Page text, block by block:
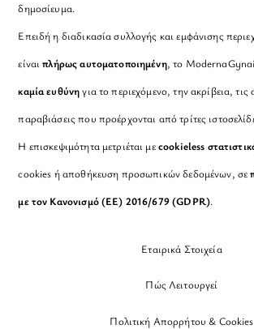
δημοσίευμα.
Επειδή η διαδικασία συλλογής και εμφάνισης
είναιπλήρως αυτοματοποιημένη, το
καμία ευθύνηγια το περιεχόμενο, την ακρίβεια,
παραβιάσεις που προέρχονται από τρίτες
Η επισκεψιμότητα μετριέται μεcookieless
cookies ή αποθήκευση προσωπικών δεδομένων, σε
με τον Κανονισμό (ΕΕ) 2016/679 (GDPR).
Εταιρικά Στοιχεία
Πώς Λειτουργεί
Πολιτική Απορρήτου & Cookies